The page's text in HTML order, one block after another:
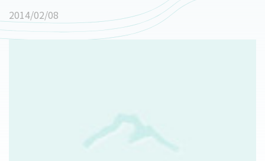
2014/02/08